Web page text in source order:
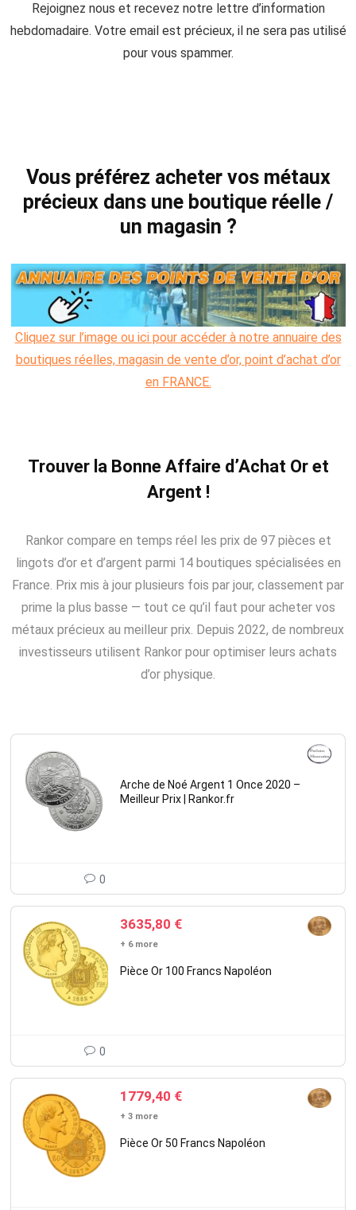
Rejoignez nous et recevez notre lettre d’information
hebdomadaire. Votre email est précieux, il ne sera pas utilisé
pour vous spammer.
Vous préférez acheter vos métaux
précieux dans une boutique réelle /
un magasin ?
Cliquez sur l’image ou ici pour accéder à notre annuaire des
boutiques réelles, magasin de vente d’or, point d’achat d’or
en FRANCE.
Trouver la Bonne Affaire d’Achat Or et
Argent !
Rankor compare en temps réel les prix de 97 pièces et
lingots d’or et d’argent parmi 14 boutiques spécialisées en
France. Prix mis à jour plusieurs fois par jour, classement par
prime la plus basse — tout ce qu’il faut pour acheter vos
métaux précieux au meilleur prix. Depuis 2022, de nombreux
investisseurs utilisent Rankor pour optimiser leurs achats
d’or physique.
Arche de Noé Argent 1 Once 2020 –
Meilleur Prix | Rankor.fr
0
3635,80 €
+ 6 more
Pièce Or 100 Francs Napoléon
0
1779,40 €
+ 3 more
Pièce Or 50 Francs Napoléon